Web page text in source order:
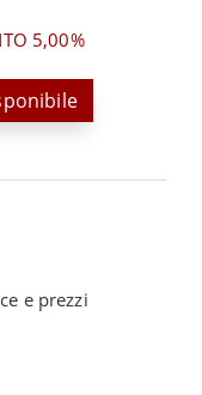
5,00%
e prezzi